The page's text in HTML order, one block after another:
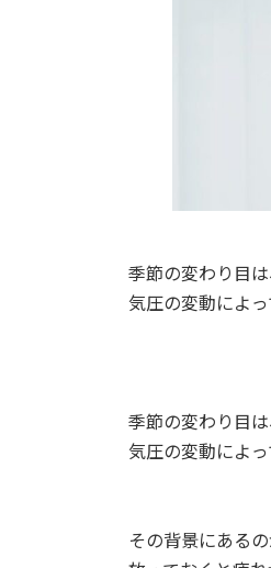
季節の変わり目は
気圧の変動によ
季節の変わり目は
気圧の変動によ
その背景にある